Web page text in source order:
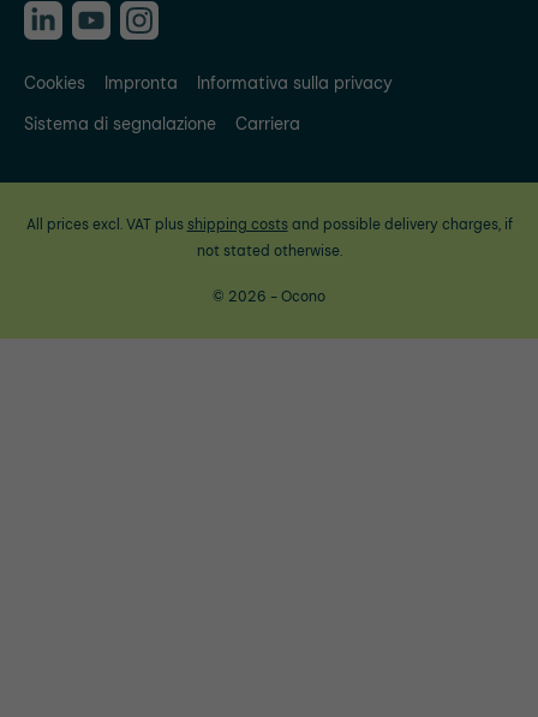
Cookies Impronta
Informativa sulla privacy
Sistema di segnalazione
Carriera
All prices excl. VAT plus shipping costsand possible delivery charges, if
not stated otherwise.
© 2026 - Ocono